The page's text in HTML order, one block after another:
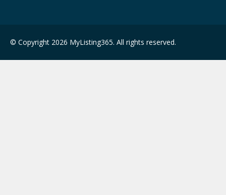
© Copyright 2026 MyListing365. All rights reserved.